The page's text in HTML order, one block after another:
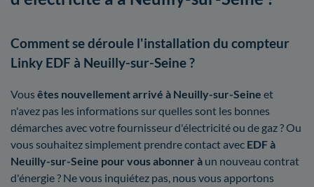
Comment se déroule l'installation du compteur
Linky EDF à Neuilly-sur-Seine ?
Vous êtes nouvellement arrivé à Neuilly-sur-Seine et
n'avez pas les informations sur quelles sont les bonnes
démarches avec votre fournisseur d'électricité ou de gaz ? Ou
vous souhaitez simplement prendre contact avec EDF à
Neuilly-sur-Seine pour vous abonner à un nouveau contrat
d'énergie ? Ne vous inquiétez pas, nous vous apportons